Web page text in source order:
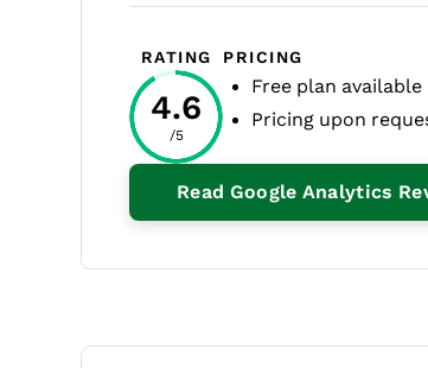
RATING
4.6
/5
PRICING
Free plan available
Pricing upon
Read Google Analytics